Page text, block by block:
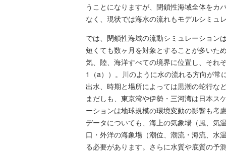
うことになりますが、閉鎖性海域全体をカ
なく、現状では海水の流れもモデルシミュ
では、閉鎖性海域の流動シミュレーショ
短くても数ヶ月を対象とすることが多いた
気、陸、海洋すべての境界に位置し、それ
1（a））。川のように水の流れる方向が
出水、時期と場所によっては黒潮の蛇行な
まだしも、東京湾や伊勢・三河湾は日本ス
ーションは地球規模の環境変動の影響も考
データについても、海上の気象場（風、気
口・外洋の海象場（潮位、潮流・海流、水
る必要があります。さらに水質や底質の予